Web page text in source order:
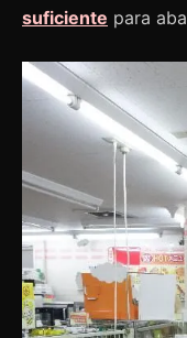
suficiente para